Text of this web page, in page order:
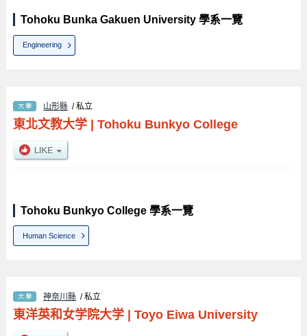
Tohoku Bunka Gakuen University 學系一覽
Engineering
山形縣 / 私立
東北文教大学| Tohoku Bunkyo College
Tohoku Bunkyo College 學系一覽
Human Science
神奈川縣 / 私立
東洋英和女学院大学| Toyo Eiwa University